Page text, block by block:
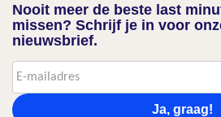
Nooit meer de beste last
missen? Schrijf je in voor
nieuwsbrief.
Ja, graag!